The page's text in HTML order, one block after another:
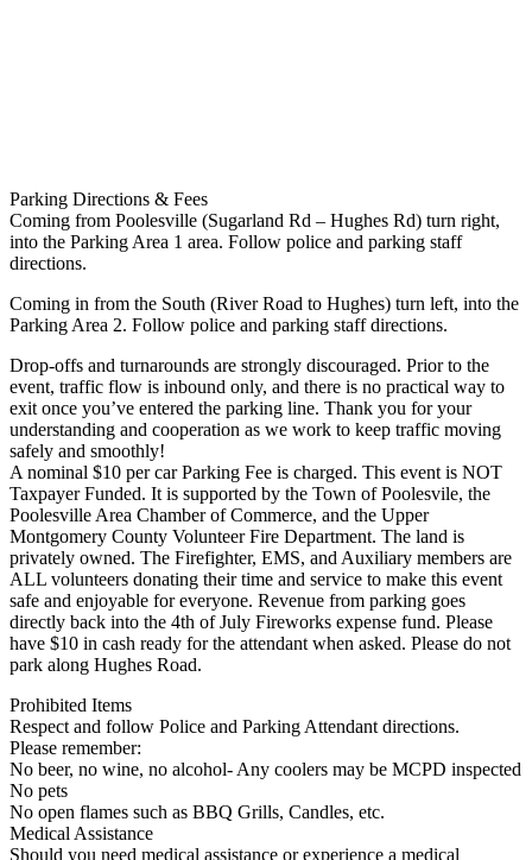
Parking Directions & Fees
Coming from Poolesville (Sugarland Rd – Hughes Rd) turn right,
into the Parking Area 1 area. Follow police and parking staff
directions.
Coming in from the South (River Road to Hughes) turn left, into the
Parking Area 2. Follow police and parking staff directions.
Drop-offs and turnarounds are strongly discouraged. Prior to the
event, traffic flow is inbound only, and there is no practical way to
exit once you’ve entered the parking line. Thank you for your
understanding and cooperation as we work to keep traffic moving
safely and smoothly!
A nominal $10 per car Parking Fee is charged. This event is NOT
Taxpayer Funded. It is supported by the Town of Poolesvile, the
Poolesville Area Chamber of Commerce, and the Upper
Montgomery County Volunteer Fire Department. The land is
privately owned. The Firefighter, EMS, and Auxiliary members are
ALL volunteers donating their time and service to make this event
safe and enjoyable for everyone. Revenue from parking goes
directly back into the 4th of July Fireworks expense fund. Please
have $10 in cash ready for the attendant when asked. Please do not
park along Hughes Road.
Prohibited Items
Respect and follow Police and Parking Attendant directions.
Please remember:
No beer, no wine, no alcohol- Any coolers may be MCPD inspected
No pets
No open flames such as BBQ Grills, Candles, etc.
Medical Assistance
Should you need medical assistance or experience a medical